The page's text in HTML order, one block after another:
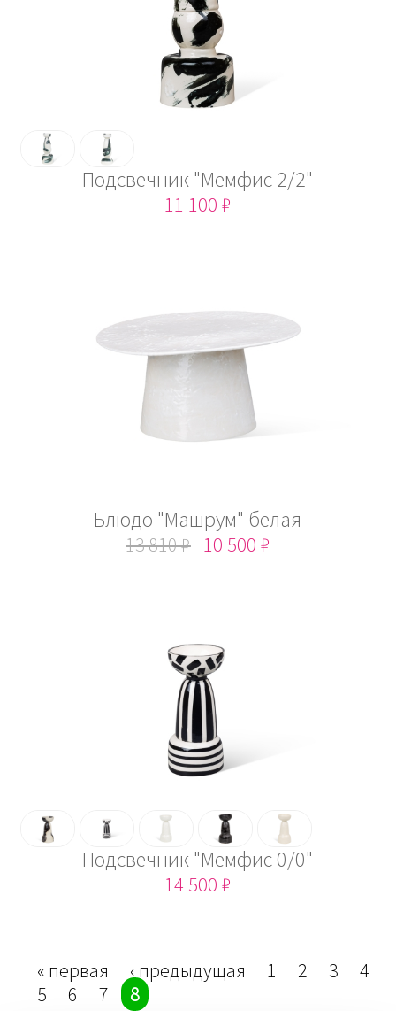
Подсвечник "Мемфис 2/2"
11 100 ₽
Блюдо "Машрум" белая
13 810 ₽ 10 500 ₽
Подсвечник "Мемфис 0/0"
14 500 ₽
« первая
‹ предыдущая 1 2 3
4
5
6 7 8